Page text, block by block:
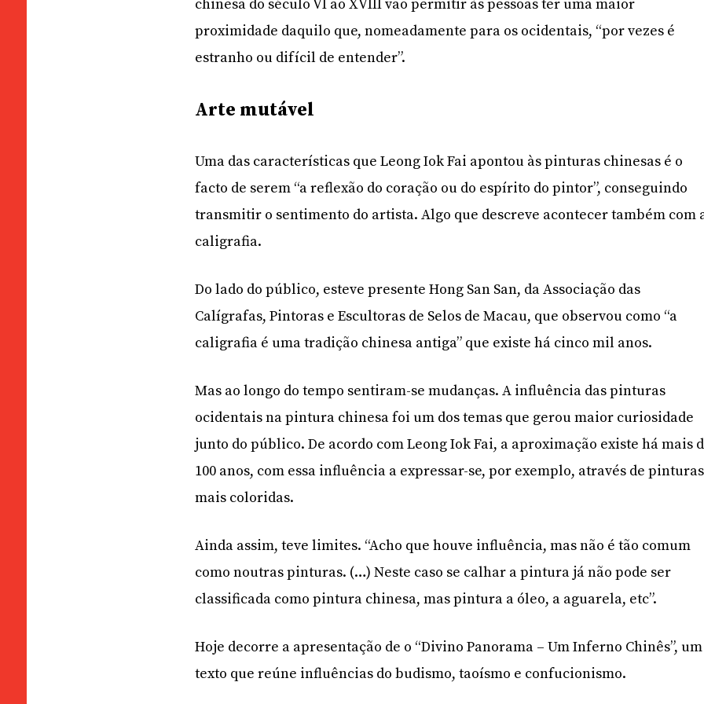
chinesa do século VI ao XVIII vão permitir às pessoas ter uma maior
proximidade daquilo que, nomeadamente para os ocidentais, “por vezes é
estranho ou difícil de entender”.
Arte mutável
Uma das características que Leong Iok Fai apontou às pinturas chinesas é o
facto de serem “a reflexão do coração ou do espírito do pintor”, conseguindo
transmitir o sentimento do artista. Algo que descreve acontecer também com
caligrafia.
Do lado do público, esteve presente Hong San San, da Associação das
Calígrafas, Pintoras e Escultoras de Selos de Macau, que observou como “a
caligrafia é uma tradição chinesa antiga” que existe há cinco mil anos.
Mas ao longo do tempo sentiram-se mudanças. A influência das pinturas
ocidentais na pintura chinesa foi um dos temas que gerou maior curiosidade
junto do público. De acordo com Leong Iok Fai, a aproximação existe há mais
100 anos, com essa influência a expressar-se, por exemplo, através de pinturas
mais coloridas.
Ainda assim, teve limites. “Acho que houve influência, mas não é tão comum
como noutras pinturas. (…) Neste caso se calhar a pintura já não pode ser
classificada como pintura chinesa, mas pintura a óleo, a aguarela, etc”.
Hoje decorre a apresentação de o “Divino Panorama – Um Inferno Chinês”, um
texto que reúne influências do budismo, taoísmo e confucionismo.